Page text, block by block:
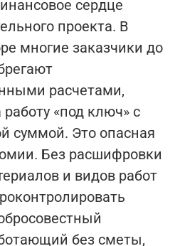
сердце
проекта. В
многие заказчики до
расчетами,
«под ключ» с
суммой. Это опасная
Без расшифровки
и видов работ
без сметы,